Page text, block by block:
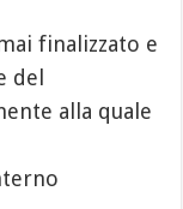
finalizzato e
del
alla quale